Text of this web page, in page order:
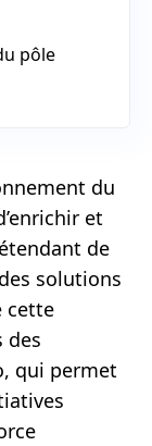
pôle
du
et
de
solutions
cette
des
qui permet